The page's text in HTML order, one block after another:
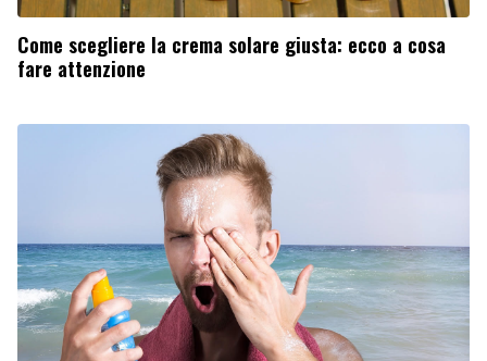
Come scegliere la crema solare giusta: ecco a cosa
fare attenzione